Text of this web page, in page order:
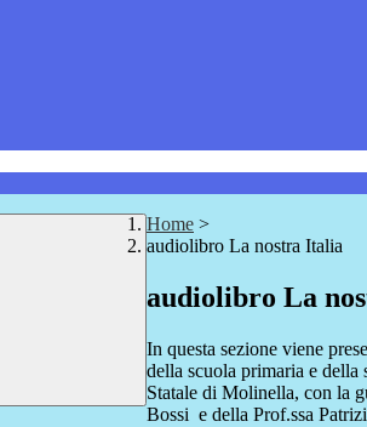
Home >
audiolibro La nostra Italia
audiolibro La
In questa sezione viene
della scuola primaria e
Statale di Molinella, con la
Bossi e della Prof.ssa